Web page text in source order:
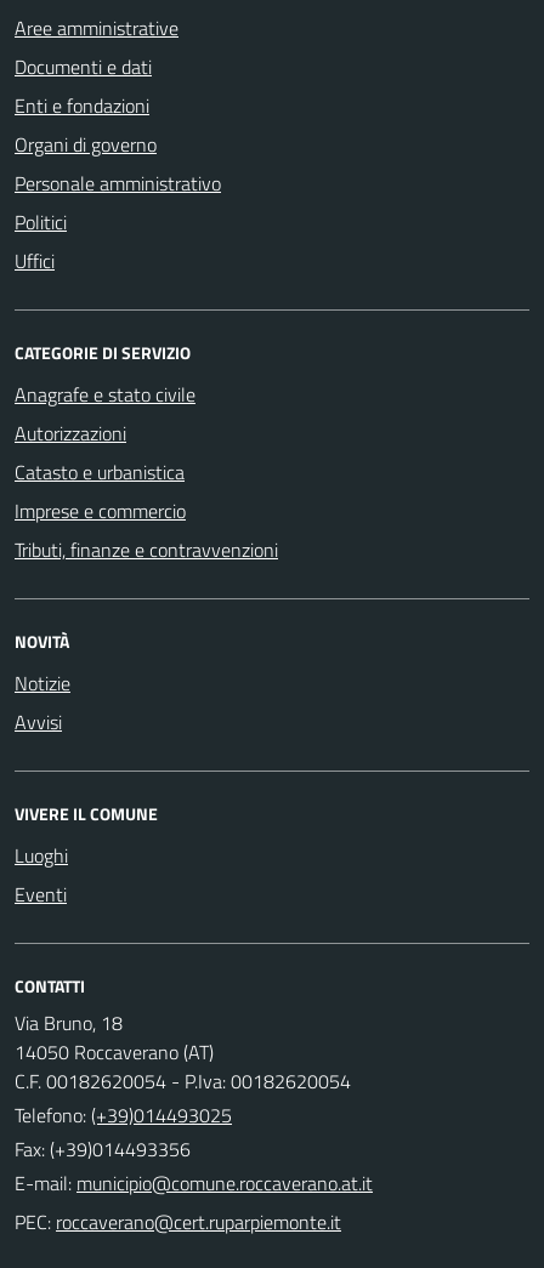
Aree amministrative
Documenti e dati
Enti e fondazioni
Organi di governo
Personale amministrativo
Politici
Uffici
CATEGORIE DI SERVIZIO
Anagrafe e stato civile
Autorizzazioni
Catasto e urbanistica
Imprese e commercio
Tributi, finanze e contravvenzioni
NOVITÀ
Notizie
Avvisi
VIVERE IL COMUNE
Luoghi
Eventi
CONTATTI
Via Bruno, 18
14050 Roccaverano (AT)
C.F. 00182620054 - P.Iva: 00182620054
Telefono:(+39)014493025
Fax: (+39)014493356
E-mail:
PEC: